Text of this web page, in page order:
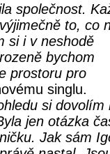
společnost.
to, co
si i v neshodě
bychom
prostoru pro
singlu.
si dovolím
jen otázka
Jak sám